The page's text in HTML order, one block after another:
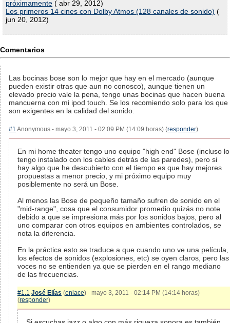
próximamente ( abr 29, 2012)
Los primeros 14 cines con Dolby Atmos (128 canales de sonido) (
jun 20, 2012)
Comentarios
Las bocinas bose son lo mejor que hay en el mercado (aunque
pueden existir otras que aun no conosco), aunque tienen un
elevado precio vale la pena, tengo unas bocinas que hacen buena
mancuerna con mi ipod touch. Se los recomiendo solo para los que
son exigentes en la calidad del sonido.
#1 Anonymous - mayo 3, 2011 - 02:09 PM (14:09 horas) (responder)
En mi home theater tengo uno equipo "high end" Bose (incluso lo
tengo instalado con los cables detrás de las paredes), pero si
hay algo que he descubierto con el tiempo es que hay mejores
propuestas a menor precio, y mi próximo equipo muy
posiblemente no será un Bose.
Al menos las Bose de pequeño tamaño sufren de sonido en el
"mid-range", cosa que el consumidor promedio quizás no note
debido a que se impresiona más por los sonidos bajos, pero al
uno comparar con otros equipos en ambientes controlados, se
nota la diferencia.
En la práctica esto se traduce a que cuando uno ve una película,
los efectos de sonidos (explosiones, etc) se oyen claros, pero las
voces no se entienden ya que se pierden en el rango mediano
de las frecuencias.
#1.1 José Elías (enlace) - mayo 3, 2011 - 02:14 PM (14:14 horas)
(responder)